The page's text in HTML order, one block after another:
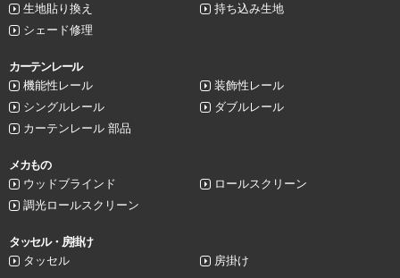
生地貼り換え
持ち込み生地
シェード修理
カーテンレール
機能性レール
装飾性レール
シングルレール
ダブルレール
カーテンレール 部品
メカもの
ウッドブラインド
ロールスクリーン
調光ロールスクリーン
タッセル・房掛け
タッセル
房掛け